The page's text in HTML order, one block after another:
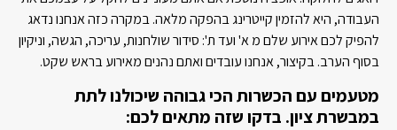
העבודה, היא להזמין קייטרינג בהפקה מלאה. במקרה כזה אנחנו נדאג
להפיק לכם אירוע שלם מ א' ועד ת': סידור שולחנות, עריכה, הגשה, וניקיון
בסוף הערב. בקיצור, אנחנו עובדים ואתם נהנים מאירוע בראש שקט.
מטעמים עם הכשרות הכי גבוהה שיכולנו לתת
במבשרת ציון. בדקו שזה מתאים לכם: